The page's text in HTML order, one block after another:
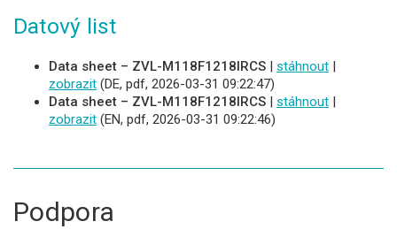
Datový list
Data sheet – ZVL-M118F1218IRCS | stáhnout |
zobrazit (DE, pdf, 2026-03-31 09:22:47)
Data sheet – ZVL-M118F1218IRCS | stáhnout |
zobrazit (EN, pdf, 2026-03-31 09:22:46)
Podpora